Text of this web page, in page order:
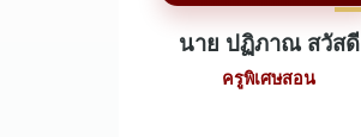
นาย ปฏิภาณ สวัสดี
ครูพิเศษสอน